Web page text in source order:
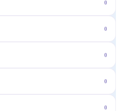
0
0
0
0
0